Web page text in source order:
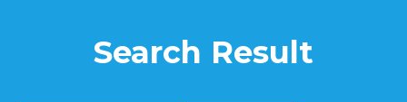
Search Result